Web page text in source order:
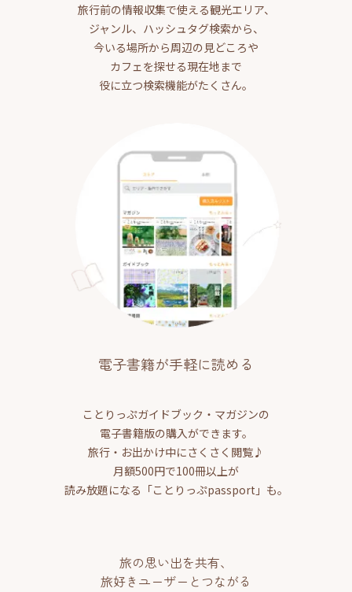
旅行前の情報収集で使える観光エリア、
ジャンル、ハッシュタグ検索から、
今いる場所から周辺の見どころや
カフェを探せる現在地まで
役に立つ検索機能がたくさん。
電子書籍が手軽に読める
ことりっぷガイドブック・マガジンの
電子書籍版の購入ができます。
旅行・お出かけ中にさくさく閲覧♪
月額500円で100冊以上が
読み放題になる「ことりっぷpassport」も。
旅の思い出を共有、
旅好きユーザーとつながる